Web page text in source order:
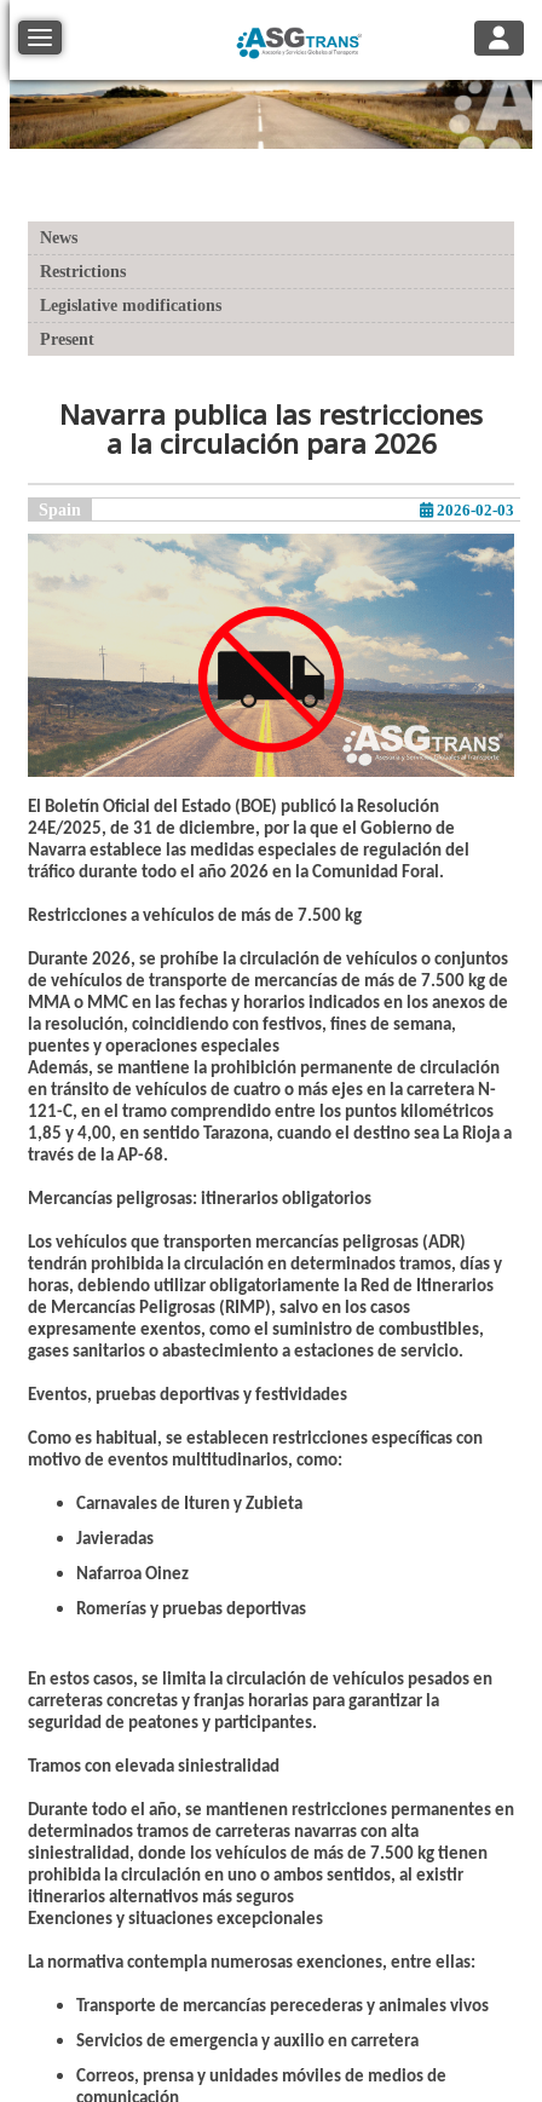
Toggle navigation
News
Restrictions
Legislative modifications
Present
Navarra publica las restricciones
a la circulación para 2026
Spain 2026-02-03
El Boletín Oficial del Estado (BOE) publicó la Resolución
24E/2025, de 31 de diciembre, por la que el Gobierno de
Navarra establece las medidas especiales de regulación del
tráfico durante todo el año 2026 en la Comunidad Foral.
Restricciones a vehículos de más de 7.500 kg
Durante 2026, se prohíbe la circulación de vehículos o conjuntos
de vehículos de transporte de mercancías de más de 7.500 kg de
MMA o MMC en las fechas y horarios indicados en los anexos de
la resolución, coincidiendo con festivos, fines de semana,
puentes y operaciones especiales
Además, se mantiene la prohibición permanente de circulación
en tránsito de vehículos de cuatro o más ejes en la carretera N-
121-C, en el tramo comprendido entre los puntos kilométricos
1,85 y 4,00, en sentido Tarazona, cuando el destino sea La Rioja a
través de la AP-68.
Mercancías peligrosas: itinerarios obligatorios
Los vehículos que transporten mercancías peligrosas (ADR)
tendrán prohibida la circulación en determinados tramos, días y
horas, debiendo utilizar obligatoriamente la Red de Itinerarios
de Mercancías Peligrosas (RIMP), salvo en los casos
expresamente exentos, como el suministro de combustibles,
gases sanitarios o abastecimiento a estaciones de servicio.
Eventos, pruebas deportivas y festividades
Como es habitual, se establecen restricciones específicas con
motivo de eventos multitudinarios, como:
Carnavales de Ituren y Zubieta
Javieradas
Nafarroa Oinez
Romerías y pruebas deportivas
En estos casos, se limita la circulación de vehículos pesados en
carreteras concretas y franjas horarias para garantizar la
seguridad de peatones y participantes.
Tramos con elevada siniestralidad
Durante todo el año, se mantienen restricciones permanentes en
determinados tramos de carreteras navarras con alta
siniestralidad, donde los vehículos de más de 7.500 kg tienen
prohibida la circulación en uno o ambos sentidos, al existir
itinerarios alternativos más seguros
Exenciones y situaciones excepcionales
La normativa contempla numerosas exenciones, entre ellas:
Transporte de mercancías perecederas y animales vivos
Servicios de emergencia y auxilio en carretera
Correos, prensa y unidades móviles de medios de